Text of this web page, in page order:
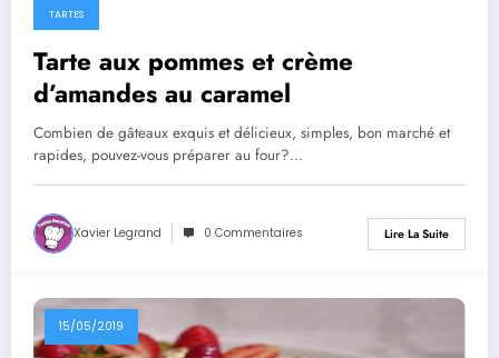
TARTES
Tarte aux pommes et crème
d’amandes au caramel
Combien de gâteaux exquis et délicieux, simples, bon marché et
rapides, pouvez-vous préparer au four?…
Xavier Legrand 0 Commentaires Lire La Suite
15/05/2019